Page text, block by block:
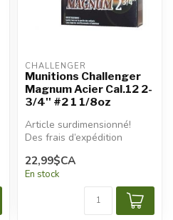
CHALLENGER
Munitions Challenger
Magnum Acier Cal.12 2-
3/4'' #2 1 1/8oz
Article surdimensionné!
Des frais d’expédition
appliqués.
22,99$CA
En stock